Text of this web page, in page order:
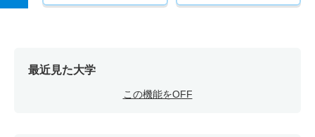
最近見た大学
この機能をOFF